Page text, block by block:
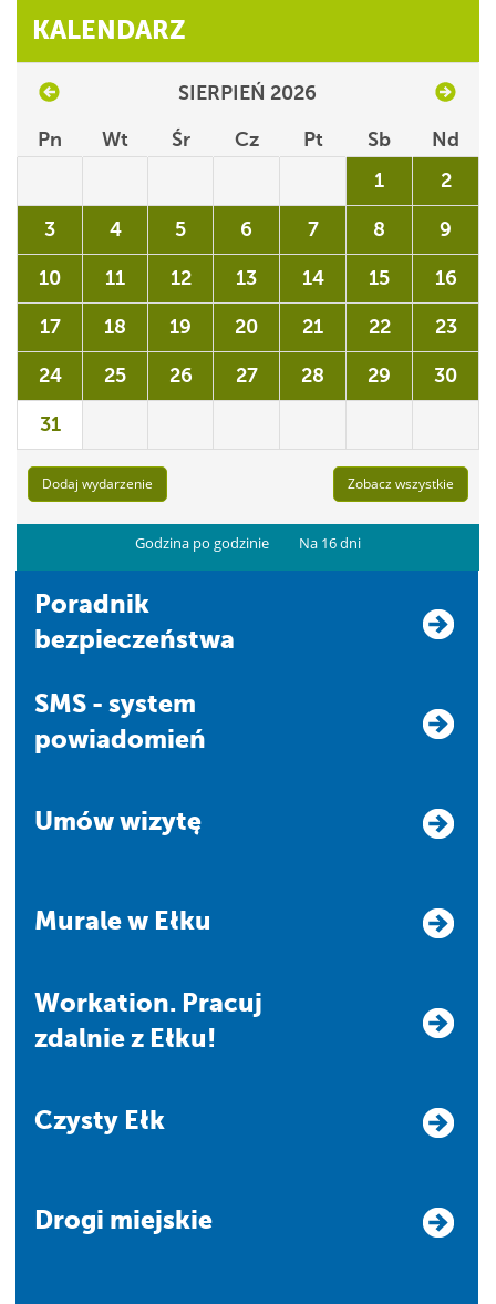
KALENDARZ
SIERPIEŃ 2026
Pn Wt Śr Cz Pt Sb
Nd
1
2
3 4 5 6 7 8 9
10 11 12 13 14 15 16
17 18 19 20 21 22 23
24 25 26 27 28 29 30
31
Dodaj wydarzenie Zobacz wszystkie
Godzina po godzinie Na 16 dni
Poradnik
bezpieczeństwa
SMS - system
powiadomień
Umów wizytę
Murale w Ełku
Workation. Pracuj
zdalnie z Ełku!
Czysty Ełk
Drogi miejskie